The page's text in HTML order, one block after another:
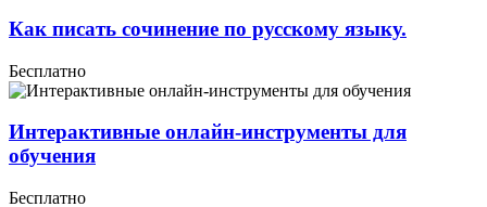
Как писать сочинение по русскому языку.
Бесплатно
Интерактивные онлайн-инструменты для
обучения
Бесплатно